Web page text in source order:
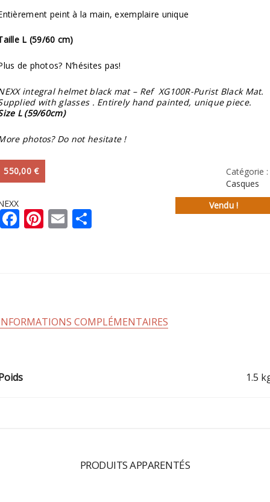
peint à la main, exemplaire unique
L (59/60 cm)
de photos? N’hésites pas!
integral helmet black mat – Ref XG100R-Purist Black Mat.
with glasses . Entirely hand painted, unique piece.
L (59/60cm)
photos? Do not hesitate !
550,00€
Vendu !
Catégorie :
Casques
Facebook
Pinterest
Email
COMPLÉMENTAIRES
1.5
PRODUITS APPARENTÉS